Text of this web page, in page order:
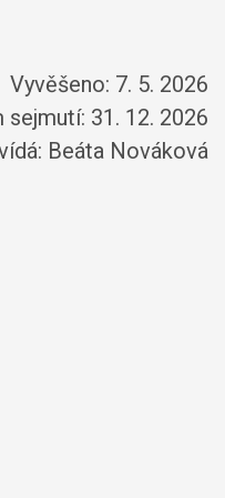
Vyvěšeno: 7. 5. 2026
sejmutí: 31. 12. 2026
Beáta Nováková